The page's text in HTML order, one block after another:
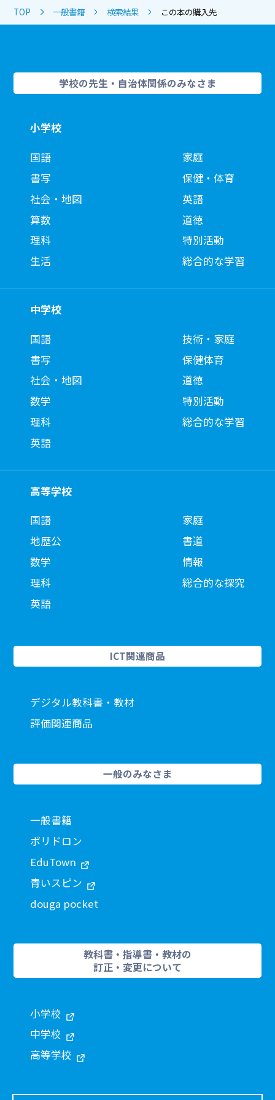
TOP 一般書籍 検索結果 この本の購入先
学校の先生・自治体関係のみなさま
小学校
国語
書写
社会・地図
算数
理科
生活
家庭
保健・体育
英語
道徳
特別活動
総合的な学習
中学校
国語
書写
社会・地図
数学
理科
英語
技術・家庭
保健体育
道徳
特別活動
総合的な学習
高等学校
国語
地歴公
数学
理科
英語
家庭
書道
情報
総合的な探究
ICT関連商品
デジタル教科書・教材
評価関連商品
一般のみなさま
一般書籍
ポリドロン
EduTown
青いスピン
douga pocket
教科書・指導書・教材の
訂正・変更について
小学校
中学校
高等学校